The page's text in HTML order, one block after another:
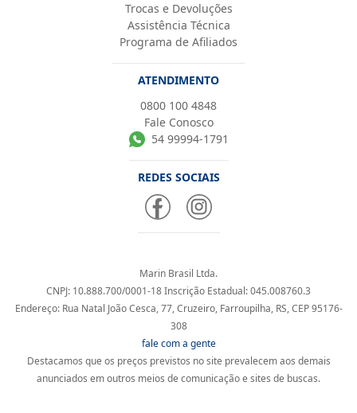
Trocas e Devoluções
Assistência Técnica
Programa de Afiliados
ATENDIMENTO
0800 100 4848
Fale Conosco
54 99994-1791
REDES SOCIAIS
Marin Brasil Ltda.
CNPJ: 10.888.700/0001-18 Inscrição Estadual: 045.008760.3
Endereço: Rua Natal João Cesca, 77, Cruzeiro, Farroupilha, RS, CEP 95176-
308
fale com a gente
Destacamos que os preços previstos no site prevalecem aos demais
anunciados em outros meios de comunicação e sites de buscas.